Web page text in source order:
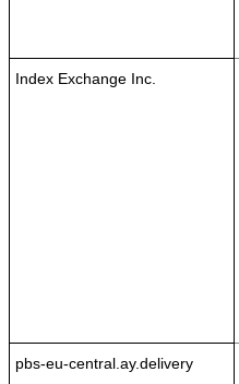
Index Exchange Inc.
pbs-eu-central.ay.delivery